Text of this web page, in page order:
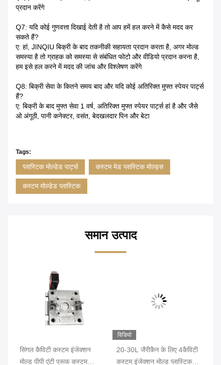
प्रदान करेंगे
Q7: यदि कोई गुणवत्ता दिखाई देती है तो आप हमें हल करने में कैसे मदद कर
सकते हैं?
ए: हां, JINQIU बिक्री के बाद तकनीकी सहायता प्रदान करता है, अगर मोल्ड
समस्या है तो ग्राहक को समस्या से संबंधित फोटो और वीडियो प्रदान करना है,
हम इसे हल करने में मदद की जांच और विश्लेषण करेंगे
Q8: बिक्री सेवा के कितने समय बाद और यदि कोई अतिरिक्त मुफ्त स्पेयर पार्ट्स
हैं?
ए: बिक्री के बाद मुफ्त सेवा 1 वर्ष, अतिरिक्त मुफ्त स्पेयर पार्ट्स हां है और जैसे
ओ अंगूठी, पानी कनेक्टर, वसंत, बेदखलदार पिन और बेटा
Tags:
प्लास्टिक मोल्डेड पार्ट्स कस्टम मेड प्लास्टिक मोल्ड्स
कस्टम मोल्डेड प्लास्टिक
समान उत्पाद
सिंगल कैविटी कस्टम इंजेक्शन
मोल्ड पीपी एंटी प्रूफ कस्टम
विडियो
20-30L जैरीकैन के लिए 4कैविटी
कस्टम इंजेक्शन मोल्ड प्लास्टिक